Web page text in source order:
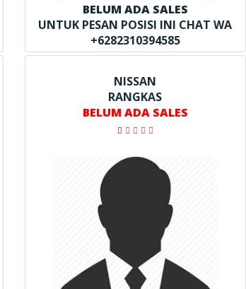
BELUM ADA SALES
UNTUK PESAN POSISI INI CHAT WA
+6282310394585
NISSAN
RANGKAS
BELUM ADA SALES